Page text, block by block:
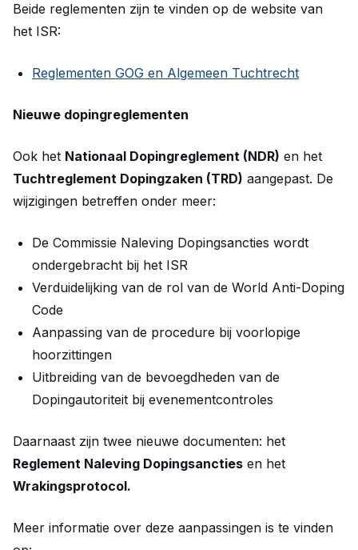
Beide reglementen zijn te vinden op de website van
het ISR:
Reglementen GOG en Algemeen Tuchtrecht
Nieuwe dopingreglementen
Ook het Nationaal Dopingreglement (NDR) en het
Tuchtreglement Dopingzaken (TRD) aangepast. De
wijzigingen betreffen onder meer:
De Commissie Naleving Dopingsancties wordt
ondergebracht bij het ISR
Verduidelijking van de rol van de World Anti-Doping
Code
Aanpassing van de procedure bij voorlopige
hoorzittingen
Uitbreiding van de bevoegdheden van de
Dopingautoriteit bij evenementcontroles
Daarnaast zijn twee nieuwe documenten: het
Reglement Naleving Dopingsancties en het
Wrakingsprotocol.
Meer informatie over deze aanpassingen is te vinden